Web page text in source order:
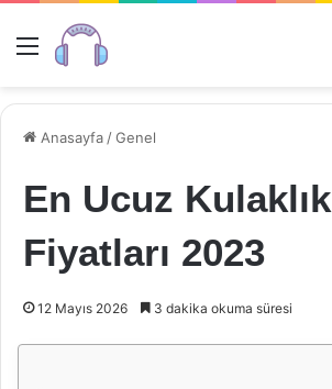
Menü
Anasayfa /Genel
En Ucuz Kulaklık
Fiyatları 2023
12 Mayıs 2026 3 dakika okuma süresi